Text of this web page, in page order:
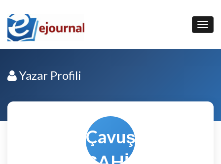
Yazar Profili